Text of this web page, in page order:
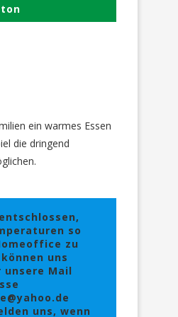
ein warmes Essen
die dringend
so
zu
uns
Mail
uns, wenn